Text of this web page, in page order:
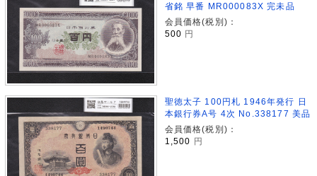
省銘 早番 MR000083X 完未品
会員価格(税別)：
500 円
聖徳太子 100円札 1946年発行 日
本銀行券A号 4次 No.338177 美品
会員価格(税別)：
1,500
円